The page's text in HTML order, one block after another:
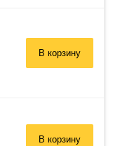
В корзину
В корзину